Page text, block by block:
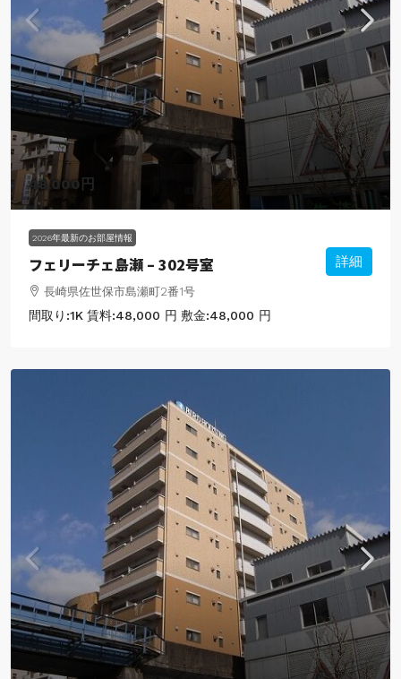
48,000円
2026年最新のお部屋情報
フェリーチェ島瀬 – 302号室
長崎県佐世保市島瀬町2番1号
間取り:1K 賃料:48,000 円 敷金:48,000 円
詳細